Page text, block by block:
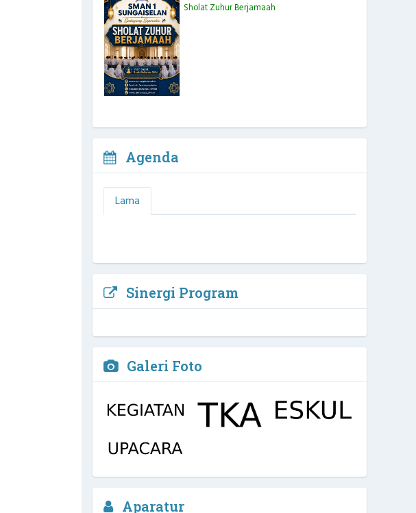
Sholat Zuhur Berjamaah
Agenda
Lama
Sinergi Program
Galeri Foto
Aparatur
Kepala Sekolah